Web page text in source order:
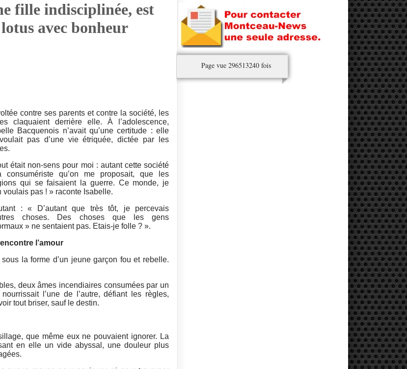
fille indisciplinée, est
avec bonheur
contre ses parents et contre la société, les
claquaient derrière elle. À l’adolescence,
Bacquenois n’avait qu’une certitude : elle
pas d’une vie étriquée, dictée par les
était non-sens pour moi : autant cette société
consumériste qu’on me proposait, que les
qui se faisaient la guerre. Ce monde, je
voulais pas ! » raconte Isabelle.
: « D’autant que très tôt, je percevais
choses. Des choses que les gens
» ne sentaient pas. Etais-je folle ? ».
l’amour
la forme d’un jeune garçon fou et rebelle.
deux âmes incendiaires consumées par un
l’une de l’autre, défiant les règles,
tout briser, sauf le destin.
que même eux ne pouvaient ignorer. La
en elle un vide abyssal, une douleur plus
Page vue 296513240 fois